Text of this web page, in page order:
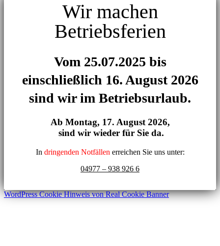
Wir machen
Betriebsferien
Vom 25.07.2025 bis
einschließlich 16. August 2026
sind wir im Betriebsurlaub.
Ab Montag, 17. August 2026,
sind wir wieder für Sie da.
In dringenden Notfällen erreichen Sie uns unter:
04977 – 938 926 6
WordPress Cookie Hinweis von Real Cookie Banner